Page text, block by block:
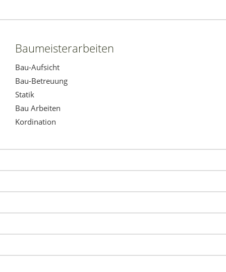
Baumeisterarbeiten
Bau-Aufsicht
Bau-Betreuung
Statik
Bau Arbeiten
Kordination